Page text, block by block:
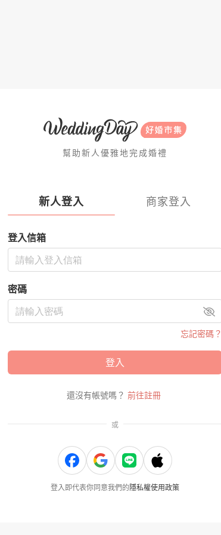
幫助新人優雅地完成婚禮
新人登入 商家登入
登入信箱
密碼
忘記密碼？
登入
還沒有帳號嗎？ 前往註冊
或
登入即代表你同意我們的 隱私權使用政策